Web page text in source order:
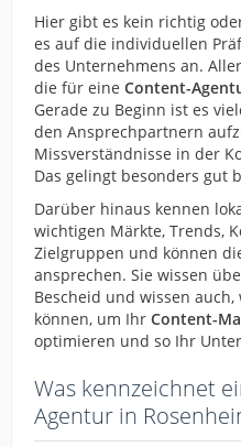
Hier gibt es kein richtig
es auf die individuellen
des Unternehmens an.
die für eine Content-
Gerade zu Beginn ist es
den Ansprechpartnern
Missverständnisse in der
Das gelingt besonders gut
Darüber hinaus kennen
wichtigen Märkte, Trends,
Zielgruppen und können
ansprechen. Sie wissen
Bescheid und wissen
können, um Ihr Content-
optimieren und so Ihr
Was kennzeichnet
Agentur in